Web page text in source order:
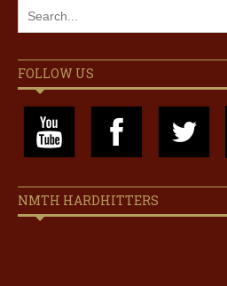
FOLLOW US
NMTH HARDHITTERS